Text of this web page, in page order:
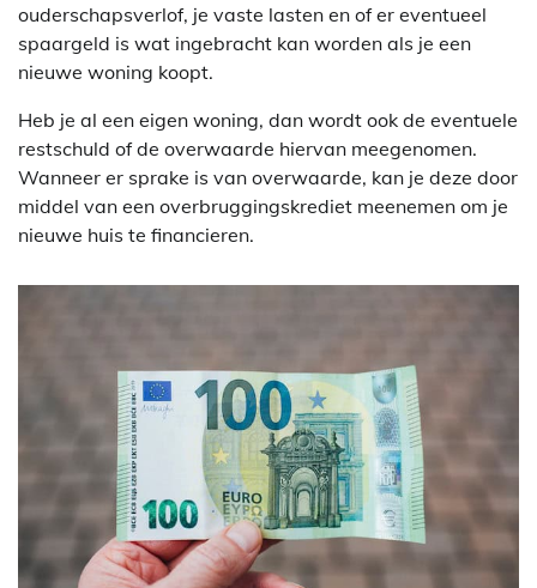
ouderschapsverlof, je vaste lasten en of er eventueel
spaargeld is wat ingebracht kan worden als je een
nieuwe woning koopt.
Heb je al een eigen woning, dan wordt ook de eventuele
restschuld of de overwaarde hiervan meegenomen.
Wanneer er sprake is van overwaarde, kan je deze door
middel van een overbruggingskrediet meenemen om je
nieuwe huis te financieren.